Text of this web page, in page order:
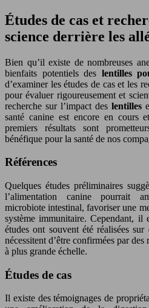
Études de cas et
science derrière les
Bien qu’il existe de nombreuses
bienfaits potentiels des lentilles
d’examiner les études de cas et les
pour évaluer rigoureusement et
recherche sur l’impact des lentilles
santé canine est encore en cours
premiers résultats sont
bénéfique pour la santé de nos
Références
Quelques études préliminaires
l’alimentation canine pourrait
microbiote intestinal, favoriser une
système immunitaire. Cependant, il
études ont souvent été réalisées
nécessitent d’être confirmées par
à plus grande échelle.
Études de cas
Il existe des témoignages de